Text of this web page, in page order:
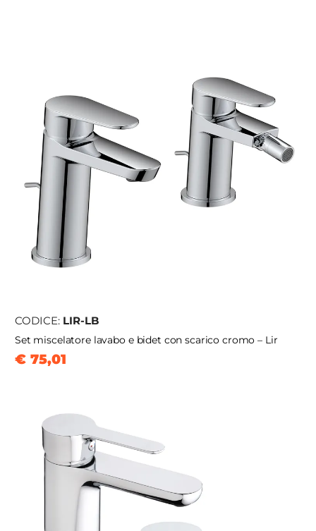
CODICE: LIR-LB
Set miscelatore lavabo e bidet con scarico cromo – Lir
€ 75,01